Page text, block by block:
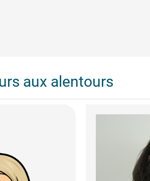
aux alentours